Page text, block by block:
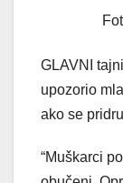
GLAVNI
upozorio
ako se
“Muškarci